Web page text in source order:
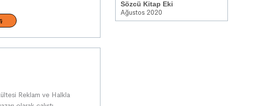
Reklam ve Halkla
Sözcü Kitap Eki
Ağustos 2020